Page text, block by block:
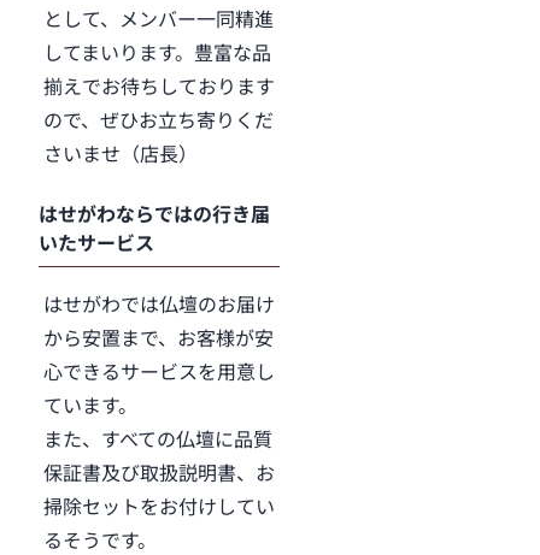
として、メンバー一同精進
してまいります。豊富な品
揃えでお待ちしております
ので、ぜひお立ち寄りくだ
さいませ（店長）
はせがわならではの行き届
いたサービス
はせがわでは仏壇のお届け
から安置まで、お客様が安
心できるサービスを用意し
ています。
また、すべての仏壇に品質
保証書及び取扱説明書、お
掃除セットをお付けしてい
るそうです。